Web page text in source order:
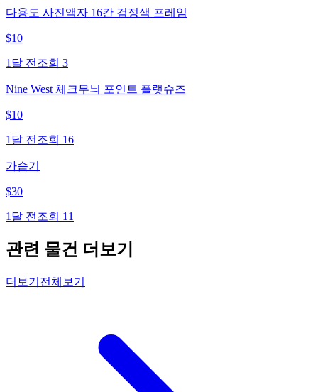
다용도 사진액자 16칸 검정색 프레임
$10
1달 전 조회 3
Nine West 체크무늬 포인트 플랫슈즈
$10
1달 전 조회 16
가습기
$30
1달 전 조회 11
관련 물건 더보기
더보기 전체보기